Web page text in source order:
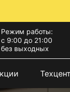
Режим работы:
с 9:00 до 21:00
без выходных